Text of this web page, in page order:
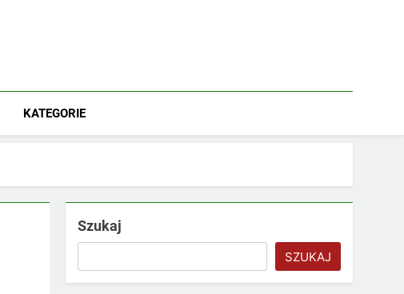
KATEGORIE
Szukaj
SZUKAJ